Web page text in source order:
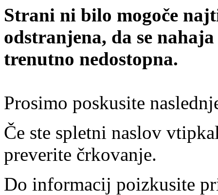
Strani ni bilo mogoče
odstranjena, da se
trenutno nedostopna.
Prosimo poskusite
Če ste spletni naslov
preverite črkovanje.
Do informacij poizkusite